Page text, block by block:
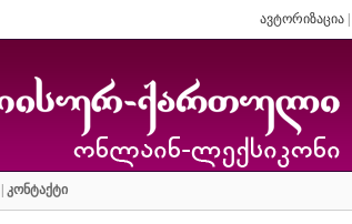
ავტორიზაცია|
კონტაქტი